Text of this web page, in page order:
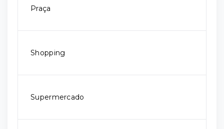
Praça
Shopping
Supermercado